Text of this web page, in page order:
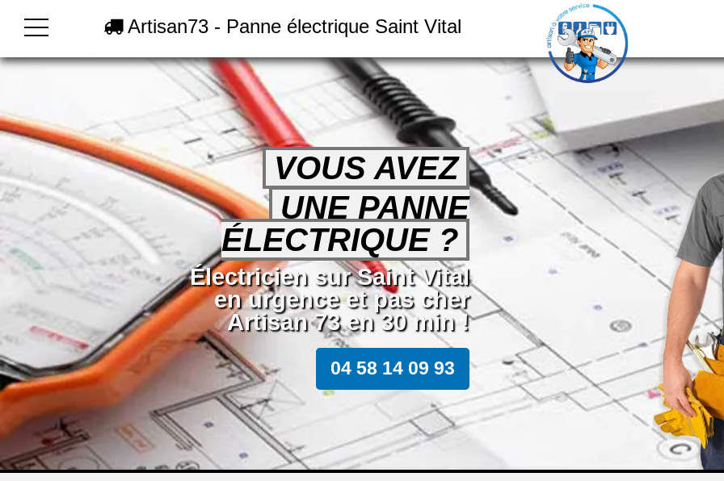
Artisan73 - Panne électrique Saint Vital
VOUS AVEZ
UNE PANNE
ÉLECTRIQUE ?
Électricien sur Saint Vital
en urgence et pas cher
Artisan 73 en 30 min !
04 58 14 09 93